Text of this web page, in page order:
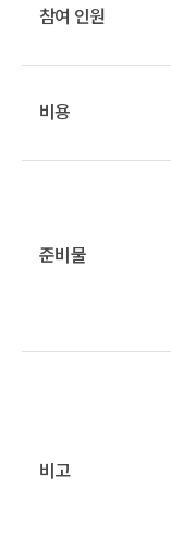
참여 인원
비용
준비물
비고